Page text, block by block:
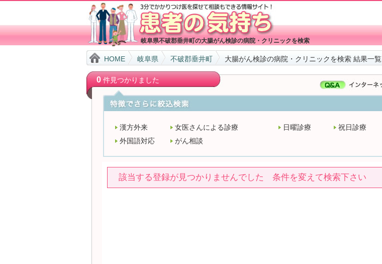
岐阜県不破郡垂井町の大腸がん検診の病院・クリニックを検索
HOME 岐阜県 不破郡垂井町 大腸がん検診の病院・クリニックを検索 結果一覧
0件見つかりました
漢方外来 女医さんによる診療 日曜診療 祝日診療
外国語対応
がん相談
該当する登録が見つかりませんでした 条件を変えて検索下さい